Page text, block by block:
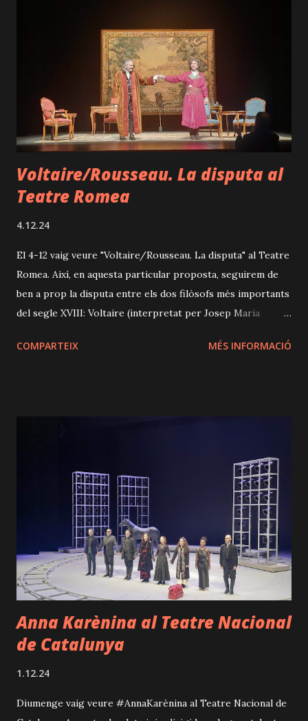
a petita escala també ho fem tots això d'anar cap al costat
fosc. Així veurem com s'exerceix la corrupció des de
diferents estrats de la societat de manera transversal.
L'ampli repartiment, conformat per #MarcDomingo,
#CrisMartínez, #FrancescMarginet, #ClaraMingueza,
#AbelReyes, #MarcTarrida i #AgnèsCasa, mostra una mol...
Voltaire/Rousseau. La disputa al
Teatre Romea
4.12.24
El 4-12 vaig veure "Voltaire/Rousseau. La disputa" al Teatre
Romea. Així, en aquesta particular proposta, seguirem de
ben a prop la disputa entre els dos filòsofs més importants
del segle XVIII: Voltaire (interpretat per Josep Maria
Jean-François Prévand, adaptat per locació per Flotats (que
de Flotats, multiplicat en aquest treball tan personal,
transporta a la persona espectadora a un viatge a una altra
època. En definitiva, una proposta clàssica de ritme pausat,
on gaudir d'un referent del teatre català com és Flotats.
Tot un combat intel·lectual entre dos il·lustrats d'enorme
prestigi. Una confronta...
COMPARTEIX MÉS INFORMACIÓ
Anna Karènina al Teatre Nacional
de Catalunya
1.12.24
Diumenge vaig veure #AnnaKarènina al Teatre Nacional de